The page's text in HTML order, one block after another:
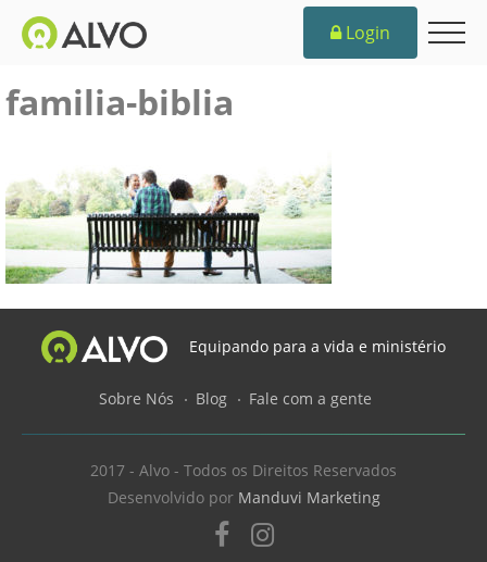
Login
familia-biblia
Equipando para a vida e ministério
Sobre Nós Blog Fale com a gente
2017 - Alvo - Todos os Direitos Reservados
Desenvolvido por Manduvi Marketing